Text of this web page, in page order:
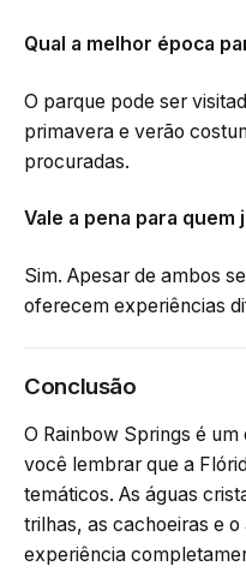
Qual a melhor época
O parque pode ser
primavera e verão
procuradas.
Vale a pena para quem
Sim. Apesar de ambos
oferecem experiências
Conclusão
O Rainbow Springs é
você lembrar que a
temáticos. As águas
trilhas, as cachoeiras e
experiência